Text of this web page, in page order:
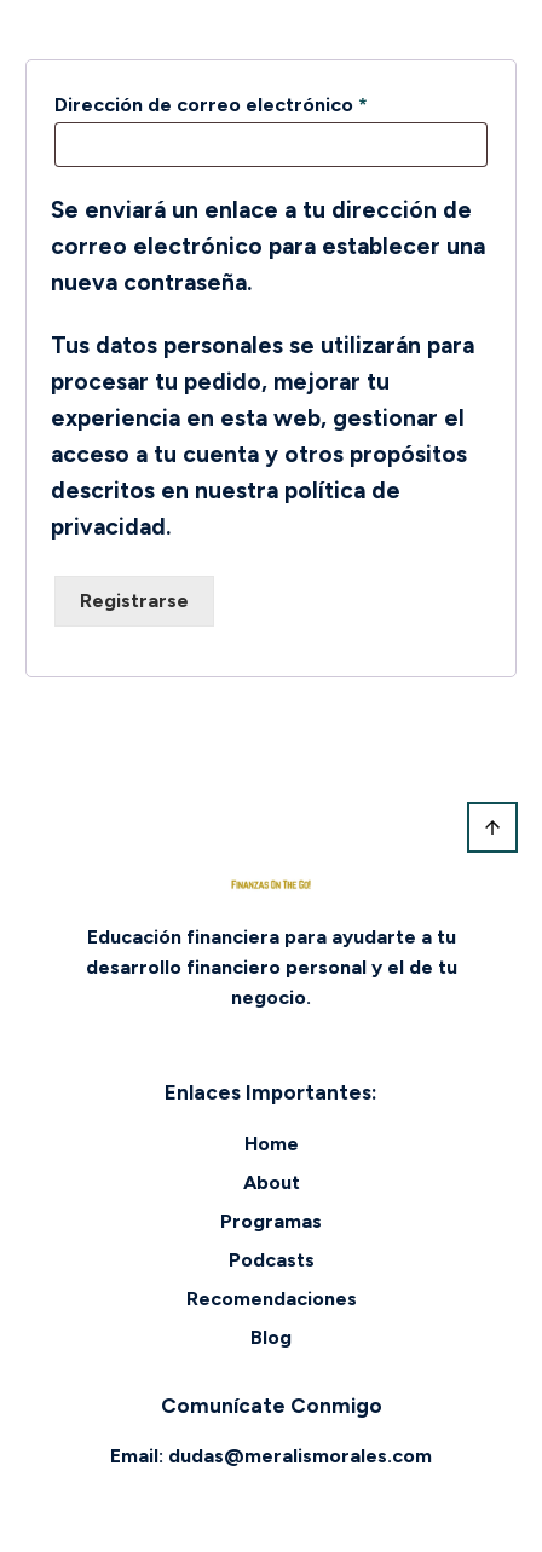
Dirección de correo electrónico *
Se enviará un enlace a tu dirección de
correo electrónico para establecer una
nueva contraseña.
Tus datos personales se utilizarán para
procesar tu pedido, mejorar tu
experiencia en esta web, gestionar el
acceso a tu cuenta y otros propósitos
descritos en nuestra política de
privacidad.
Registrarse
Educación financiera para ayudarte a tu
desarrollo financiero personal y el de tu
negocio.
Enlaces Importantes:
Home
About
Programas
Podcasts
Recomendaciones
Blog
Comunícate Conmigo
Email: dudas@meralismorales.com